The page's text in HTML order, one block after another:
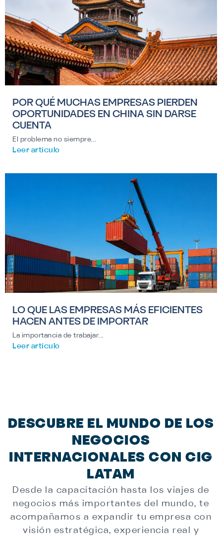
POR QUÉ MUCHAS EMPRESAS PIERDEN
OPORTUNIDADES EN CHINA SIN DARSE
CUENTA
El problema no siempre...
Leer artículo
LO QUE LAS EMPRESAS MÁS EFICIENTES
HACEN ANTES DE IMPORTAR
La importancia de trabajar...
Leer artículo
DESCUBRE EL MUNDO DE LOS
NEGOCIOS
INTERNACIONALES CON CIG
LATAM
Desde la capacitación hasta los viajes de
negocios más importantes del mundo, te
acompañamos a expandir tu empresa con
visión estratégica, experiencia real y